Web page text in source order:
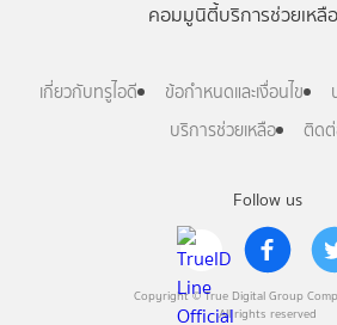
Follow us
Copyright © True Digital Group
All rights reserved
คอมมูนิตี้บริการช่วยเหลื
เกี่ยวกับทรูไอดี ข้อกำหนดและเงื่อนไข
บริการช่วยเหลือ
ติดต่